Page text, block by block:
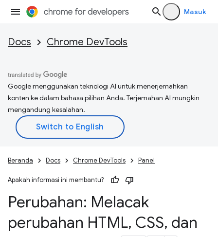
Masuk
Docs Chrome DevTools
Google menggunakan teknologi AI untuk menerjemahkan
konten ke dalam bahasa pilihan Anda. Terjemahan AI mungkin
mengandung kesalahan.
Beranda Docs Chrome DevTools Panel
Apakah informasi ini membantu?
Perubahan: Melacak
perubahan HTML, CSS, dan